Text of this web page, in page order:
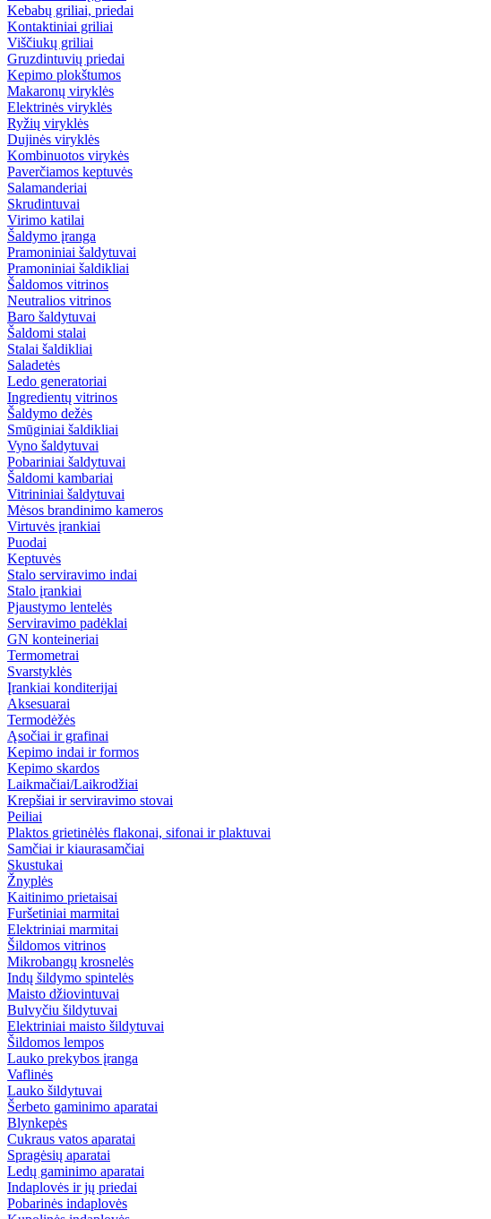
Kebabų griliai, priedai
Kontaktiniai griliai
Viščiukų griliai
Gruzdintuvių priedai
Kepimo plokštumos
Makaronų viryklės
Elektrinės viryklės
Ryžių viryklės
Dujinės viryklės
Kombinuotos virykės
Paverčiamos keptuvės
Salamanderiai
Skrudintuvai
Virimo katilai
Šaldymo įranga
Pramoniniai šaldytuvai
Pramoniniai šaldikliai
Šaldomos vitrinos
Neutralios vitrinos
Baro šaldytuvai
Šaldomi stalai
Stalai šaldikliai
Saladetės
Ledo generatoriai
Ingredientų vitrinos
Šaldymo dežės
Smūginiai šaldikliai
Vyno šaldytuvai
Pobariniai šaldytuvai
Šaldomi kambariai
Vitrininiai šaldytuvai
Mėsos brandinimo kameros
Virtuvės įrankiai
Puodai
Keptuvės
Stalo serviravimo indai
Stalo įrankiai
Pjaustymo lentelės
Serviravimo padėklai
GN konteineriai
Termometrai
Svarstyklės
Įrankiai konditerijai
Aksesuarai
Termodėžės
Ąsočiai ir grafinai
Kepimo indai ir formos
Kepimo skardos
Laikmačiai/Laikrodžiai
Krepšiai ir serviravimo stovai
Peiliai
Plaktos grietinėlės flakonai, sifonai ir plaktuvai
Samčiai ir kiaurasamčiai
Skustukai
Žnyplės
Kaitinimo prietaisai
Furšetiniai marmitai
Elektriniai marmitai
Šildomos vitrinos
Mikrobangų krosnelės
Indų šildymo spintelės
Maisto džiovintuvai
Bulvyčiu šildytuvai
Elektriniai maisto šildytuvai
Šildomos lempos
Lauko prekybos įranga
Vaflinės
Lauko šildytuvai
Šerbeto gaminimo aparatai
Blynkepės
Cukraus vatos aparatai
Spragėsių aparatai
Ledų gaminimo aparatai
Indaplovės ir jų priedai
Pobarinės indaplovės